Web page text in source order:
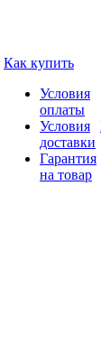
Как купить
Условия
оплаты
Условия
доставки
Гарантия
на товар